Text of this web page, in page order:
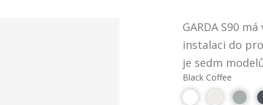
GARDA S90
instalaci do
je sedm
Black Coffee